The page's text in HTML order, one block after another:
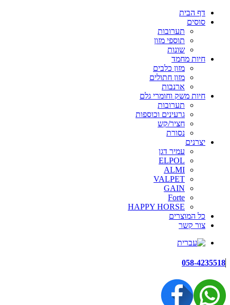
דף הבית
סוסים
תערובות
תוספי מזון
שונות
חיות מחמד
מזון כלבים
מזון חתולים
ארנבות
חיות משק וחומרי גלם
תערובות
גרעינים וכוספות
חציר/קש
נסורת
יצרנים
עמיר דגן
ELPOL
ALMI
VALPET
GAIN
Forte
HAPPY HORSE
כל המוצרים
צור קשר
058-4235518